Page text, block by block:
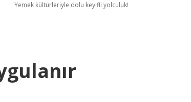
Yemek kültürleriyle dolu keyifli yolculuk!